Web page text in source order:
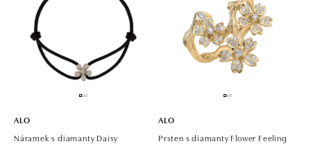
ALO
Náramek s diamanty Daisy
ALO
Prsten s diamanty Flower Feeling